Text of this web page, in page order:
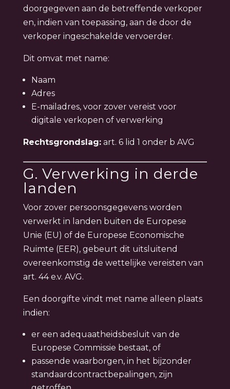
doorgegeven aan de betreffende verkoper
en, indien van toepassing, aan de door de
verkoper ingeschakelde vervoerder.
Dit omvat met name:
Naam
Adres
E-mailadres, voor zover vereist voor
digitale verkopen of verwerking
Rechtsgrondslag:art. 6 lid 1 onder b AVG
G. Verwerking in derde
landen
Voor zover persoonsgegevens worden
verwerkt in landen buiten de Europese
Unie (EU) of de Europese Economische
Ruimte (EER), gebeurt dit uitsluitend
overeenkomstig de wettelijke vereisten van
art. 44 e.v. AVG.
Een doorgifte vindt met name alleen plaats
indien:
er een adequaatheidsbesluit van de
Europese Commissie bestaat, of
passende waarborgen, in het bijzonder
standaardcontractbepalingen, zijn